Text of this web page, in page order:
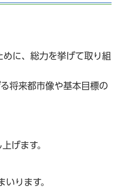
に、総力を挙げて取り組
将来都市像や基本目標の
げます。
ります。